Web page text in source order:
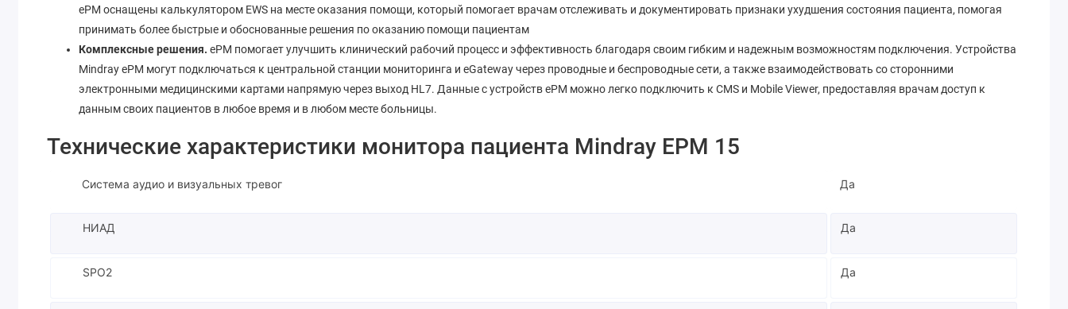
ePM оснащены калькулятором EWS на месте оказания помощи, который помогает врачам отслеживать и документировать признаки ухудшения состояния пациента, помогая
принимать более быстрые и обоснованные решения по оказанию помощи пациентам
Комплексные решения. ePM помогает улучшить клинический рабочий процесс и эффективность благодаря своим гибким и надежным возможностям подключения. Устройства
Mindray ePM могут подключаться к центральной станции мониторинга и eGateway через проводные и беспроводные сети, а также взаимодействовать со сторонними
электронными медицинскими картами напрямую через выход HL7. Данные с устройств ePM можно легко подключить к CMS и Mobile Viewer, предоставляя врачам доступ к
данным своих пациентов в любое время и в любом месте больницы.
Технические характеристики монитора пациента Mindray EPM 15
Система аудио и визуальных тревог Да
НИАД Да
SPO2 Да